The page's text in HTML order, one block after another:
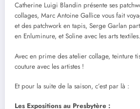
Catherine Luigi Blandin présente ses
collages, Marc Antoine Gallice vous fait
et des patchwork en tapis, Serge Garlan
en Enluminure, et Soline avec les arts textiles.
Avec en prime des atelier collage, teinture
couture avec les artistes !
Et pour la suite de la saison, c’est par là :
Les Expositions au Presbytère :